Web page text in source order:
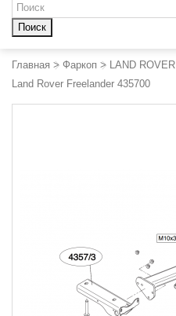
Поиск
Главная > Фаркоп > LAND ROVER
Land Rover Freelander 435700